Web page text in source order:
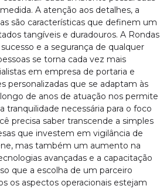
A atenção aos detalhes, a
são características que definem um
tangíveis e duradouros. A Rondas
e a segurança de qualquer
se torna cada vez mais
em empresa de portaria e
personalizadas que se adaptam às
de anos de atuação nos permite
necessária para o foco
precisa saber transcende a simples
que investem em vigilância de
mas também um aumento na
avançadas e a capacitação
que a escolha de um parceiro
os aspectos operacionais estejam